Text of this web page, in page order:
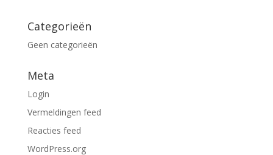
Categorieën
Geen categorieën
Meta
Login
Vermeldingen feed
Reacties feed
WordPress.org